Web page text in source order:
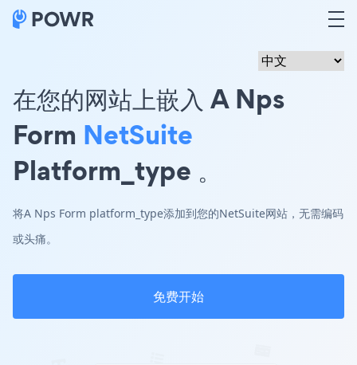
在您的网站上嵌入 A Nps
Form NetSuite
Platform_type 。
将A Nps Form platform_type添加到您的NetSuite网站，无需编码
或头痛。
免费开始